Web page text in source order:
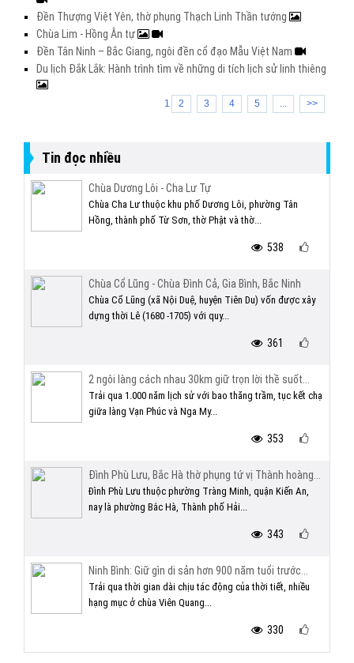
Đền Thượng Việt Yên, thờ phụng Thạch Linh Thần tướng
Chùa Lim - Hồng Ân tự
Đền Tân Ninh – Bắc Giang, ngôi đền cổ đạo Mẫu Việt Nam
Du lịch Đắk Lắk: Hành trình tìm về những di tích lịch sử linh thiêng
1 2 3 4 5 ... >>
Tin đọc nhiều
Chùa Dương Lôi - Cha Lư Tự
Chùa Cha Lư thuộc khu phố Dương Lôi, phường Tân
Hồng, thành phố Từ Sơn, thờ Phật và thờ...
538
Chùa Cổ Lũng - Chùa Đình Cả, Gia Bình, Bắc Ninh
Chùa Cổ Lũng (xã Nội Duệ, huyện Tiên Du) vốn được xây
dựng thời Lê (1680 -1705) với quy...
361
2 ngôi làng cách nhau 30km giữ trọn lời thề suốt...
Trải qua 1.000 năm lịch sử với bao thăng trầm, tục kết chạ
giữa làng Vạn Phúc và Nga My...
353
Đình Phù Lưu, Bắc Hà thờ phụng tứ vị Thành hoàng...
Đình Phù Lưu thuộc phường Tràng Minh, quận Kiến An,
nay là phường Bắc Hà, Thành phố Hải...
343
Ninh Bình: Giữ gìn di sản hơn 900 năm tuổi trước...
Trải qua thời gian dài chịu tác động của thời tiết, nhiều
hạng mục ở chùa Viên Quang...
330